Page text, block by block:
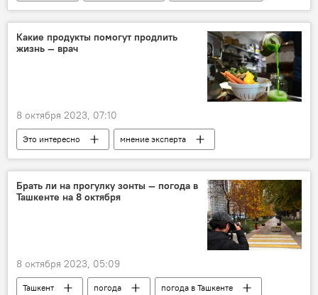
жертвы
Какие продукты помогут продлить
жизнь — врач
8 октября 2023, 07:10
Это интересно
мнение эксперта
ЗОЖ
здоровье
еда
правильное питание
Брать ли на прогулку зонты — погода в
Ташкенте на 8 октября
8 октября 2023, 05:09
Ташкент погода
погода в Ташкенте